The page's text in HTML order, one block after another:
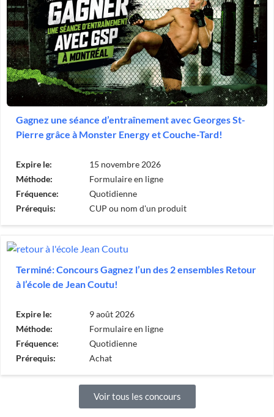
Gagnez une séance d’entraînement avec Georges St-
Pierre grâce à Monster Energy et Couche-Tard!
Expire le:
15 novembre 2026
Méthode:
Formulaire en ligne
Fréquence:
Quotidienne
Prérequis:
CUP ou nom d'un produit
Terminé: Concours Gagnez l’un des 2 ensembles Retour
à l’école de Jean Coutu!
Expire le:
9 août 2026
Méthode:
Formulaire en ligne
Fréquence:
Quotidienne
Prérequis:
Achat
Voir tous les concours